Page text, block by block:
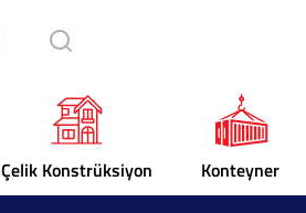
Çelik Konstrüksiyon Konteyner